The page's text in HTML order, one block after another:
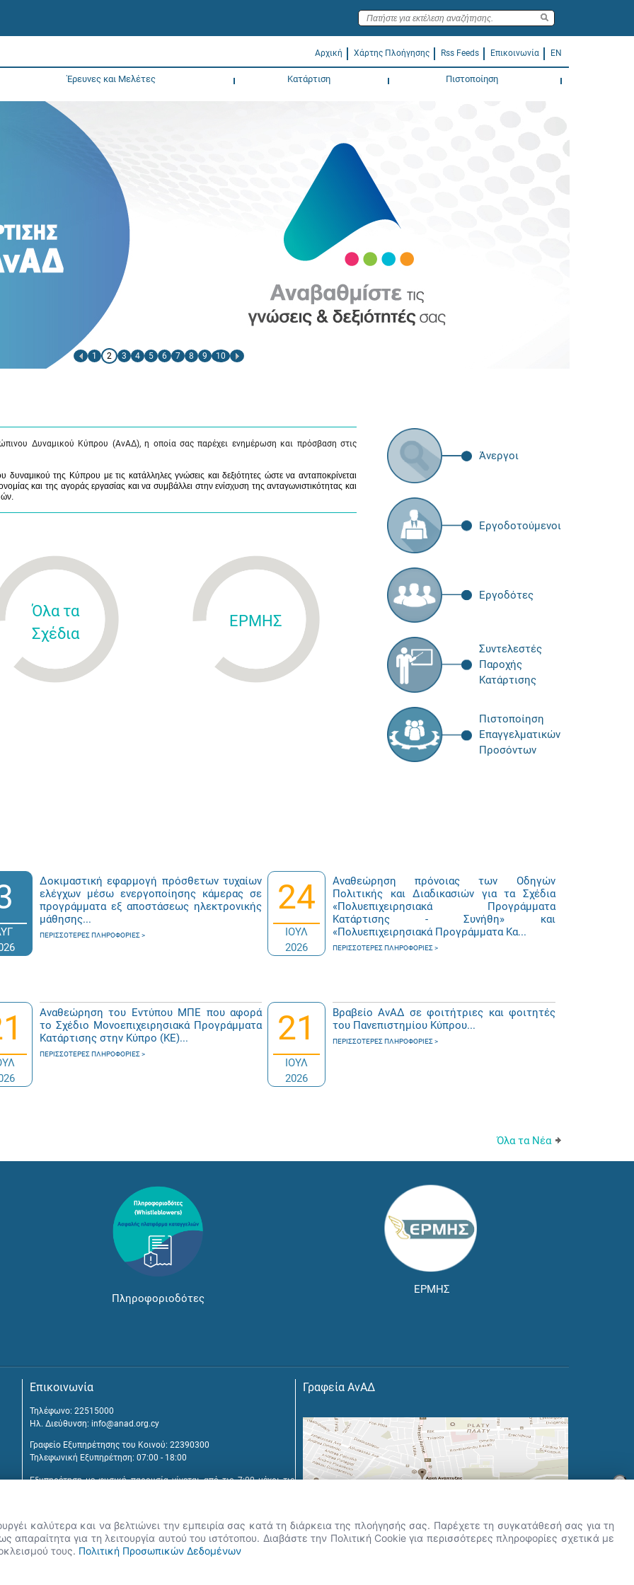
Αρχική Χάρτης Πλοήγησης Rss Feeds Επικοινωνία EN
Έρευνες και Μελέτες Κατάρτιση Πιστοποίηση
1 2 3 4 5 6 7 8 9 10
Δυναμικού Κύπρου (ΑνΑΔ), η οποία σας παρέχει ενημέρωση και πρόσβαση στις
της Κύπρου με τις κατάλληλες γνώσεις και δεξιότητες ώστε να ανταποκρίνεται
και της αγοράς εργασίας και να συμβάλλει στην ενίσχυση της ανταγωνιστικότητας και
Όλα τα
Σχέδια
ΕΡΜΗΣ
Άνεργοι
Εργοδοτούμενοι
Εργοδότες
Συντελεστές
Παροχής
Κατάρτισης
Πιστοποίηση
Επαγγελματικών
Προσόντων
Δοκιμαστική εφαρμογή πρόσθετων τυχαίων
ελέγχων μέσω ενεργοποίησης κάμερας σε
προγράμματα εξ αποστάσεως ηλεκτρονικής
μάθησης...
ΠΕΡΙΣΣΌΤΕΡΕΣ ΠΛΗΡΟΦΟΡΊΕΣ
24
ΙΟΥΛ
2026
Αναθεώρηση πρόνοιας των Οδηγών
Πολιτικής και Διαδικασιών για τα Σχέδια
«Πολυεπιχειρησιακά Προγράμματα
Κατάρτισης - Συνήθη» και
«Πολυεπιχειρησιακά Προγράμματα Κα...
ΠΕΡΙΣΣΌΤΕΡΕΣ ΠΛΗΡΟΦΟΡΊΕΣ
Αναθεώρηση του Εντύπου ΜΠΕ που αφορά
το Σχέδιο Μονοεπιχειρησιακά Προγράμματα
Κατάρτισης στην Κύπρο (ΚΕ)...
ΠΕΡΙΣΣΌΤΕΡΕΣ ΠΛΗΡΟΦΟΡΊΕΣ
21
ΙΟΥΛ
2026
Βραβείο ΑνΑΔ σε φοιτήτριες και φοιτητές
του Πανεπιστημίου Κύπρου...
ΠΕΡΙΣΣΌΤΕΡΕΣ ΠΛΗΡΟΦΟΡΊΕΣ
Όλα τα Νέα
Πληροφοριοδότες
ΕΡΜΗΣ
Επικοινωνία
Τηλέφωνο: 22515000
Ηλ. Διεύθυνση: info@anad.org.cy
Γραφείο Εξυπηρέτησης του Κοινού: 22390300
Τηλεφωνική Εξυπηρέτηση: 07:00 - 18:00
Εξυπηρέτηση με φυσική παρουσία γίνεται από τις 7:00 μέχρι τις
Τ.Θ. 25431, 1392 Λευκωσία, Κύπρος
Γραφεία ΑνΑΔ
×
σήμερα.
καλύτερα και να βελτιώνει την εμπειρία σας κατά τη διάρκεια της πλοήγησής σας. Παρέχετε τη συγκατάθεσή σας για τη
για τη λειτουργία αυτού του ιστότοπου. Διαβάστε την Πολιτική Cookie για περισσότερες πληροφορίες σχετικά με
τους. Πολιτική Προσωπικών Δεδομένων